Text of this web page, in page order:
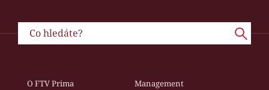
O FTV Prima
Management